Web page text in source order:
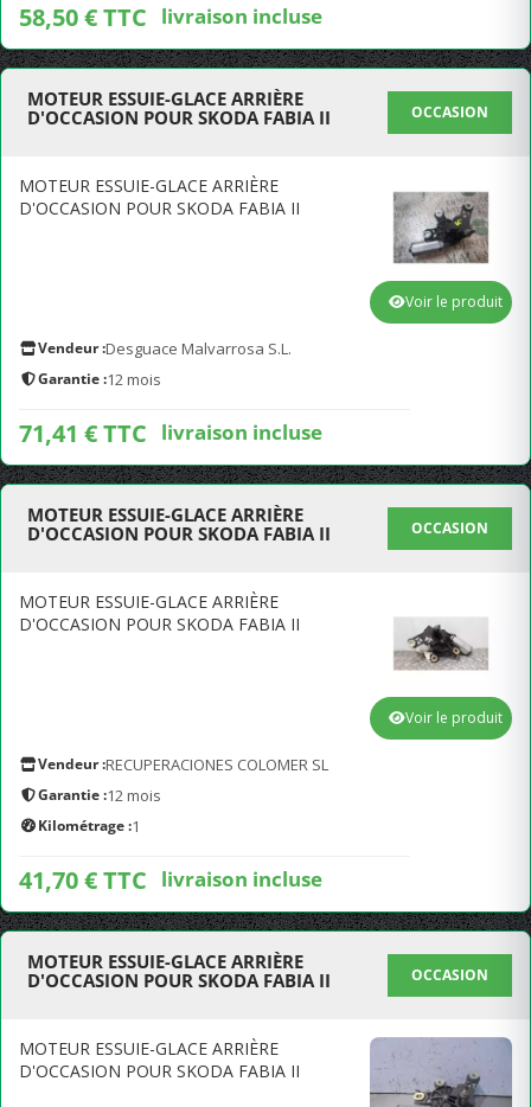
58,50 € TTC livraison incluse
MOTEUR ESSUIE-GLACE ARRIÈRE
D'OCCASION POUR SKODA FABIA II
OCCASION
MOTEUR ESSUIE-GLACE ARRIÈRE
D'OCCASION POUR SKODA FABIA II
Vendeur :Desguace Malvarrosa S.L.
Garantie :12 mois
71,41 € TTC livraison incluse
Voir le produit
MOTEUR ESSUIE-GLACE ARRIÈRE
D'OCCASION POUR SKODA FABIA II
OCCASION
MOTEUR ESSUIE-GLACE ARRIÈRE
D'OCCASION POUR SKODA FABIA II
Vendeur :RECUPERACIONES COLOMER SL
Garantie :12 mois
Kilométrage :1
41,70 € TTC livraison incluse
Voir le produit
MOTEUR ESSUIE-GLACE ARRIÈRE
D'OCCASION POUR SKODA FABIA II
OCCASION
MOTEUR ESSUIE-GLACE ARRIÈRE
D'OCCASION POUR SKODA FABIA II